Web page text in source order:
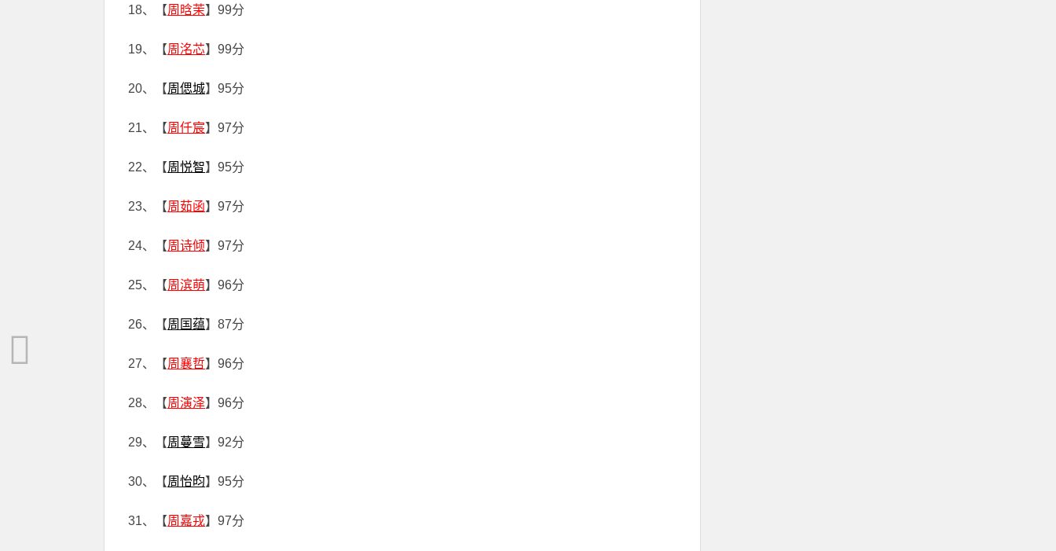
18、【周晗茉】99分
19、【周洺芯】99分
20、【周偲城】95分
21、【周仟宸】97分
22、【周悦智】95分
23、【周茹函】97分
24、【周诗倾】97分
25、【周滨萌】96分
26、【周国蕴】87分
27、【周襄哲】96分
28、【周演泽】96分
29、【周蔓雪】92分
30、【周怡昀】95分
31、【周嘉戎】97分